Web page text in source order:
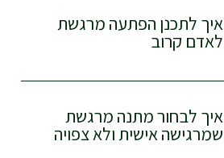
איך לתכנן הפתעה מרגשת
לאדם קרוב
איך לבחור מתנה מרגשת
שמרגישה אישית ולא צפויה